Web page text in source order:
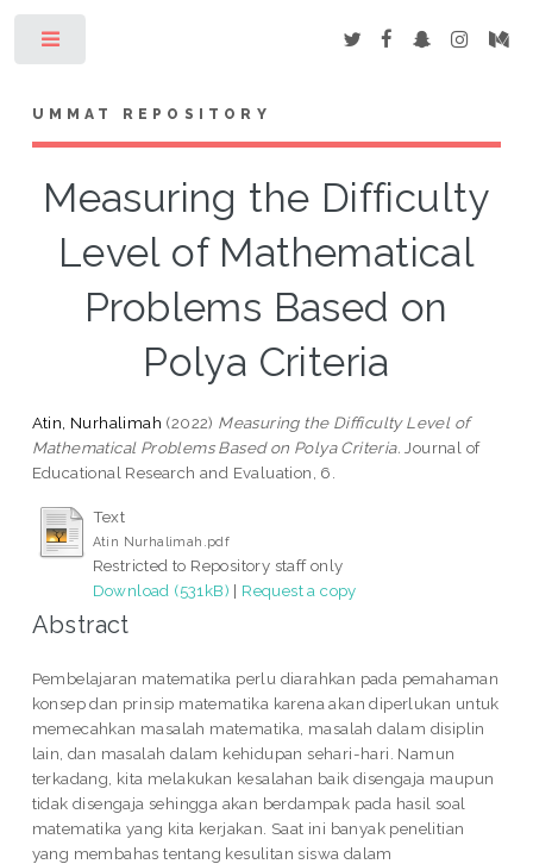
UMMAT REPOSITORY
Measuring the Difficulty
Level of Mathematical
Problems Based on
Polya Criteria
Atin, Nurhalimah (2022) Measuring the Difficulty Level of
Mathematical Problems Based on Polya Criteria. Journal of
Educational Research and Evaluation, 6.
Text
Atin Nurhalimah.pdf
Restricted to Repository staff only
Download (531kB) | Request a copy
Abstract
Pembelajaran matematika perlu diarahkan pada pemahaman
konsep dan prinsip matematika karena akan diperlukan untuk
memecahkan masalah matematika, masalah dalam disiplin
lain, dan masalah dalam kehidupan sehari-hari. Namun
terkadang, kita melakukan kesalahan baik disengaja maupun
tidak disengaja sehingga akan berdampak pada hasil soal
matematika yang kita kerjakan. Saat ini banyak penelitian
yang membahas tentang kesulitan siswa dalam